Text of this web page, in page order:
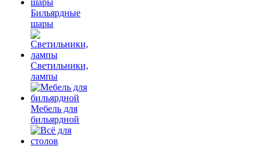
Бильярдные
шары
Светильники,
лампы
Мебель для
бильярдной